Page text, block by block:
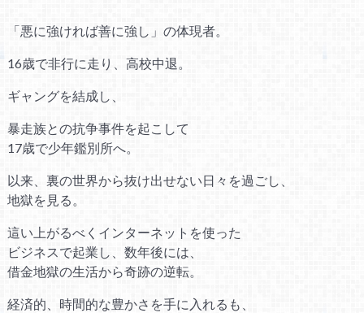
「悪に強ければ善に強し」の体現者。
16歳で非行に走り、高校中退。
ギャングを結成し、
暴走族との抗争事件を起こして
17歳で少年鑑別所へ。
以来、裏の世界から抜け出せない日々を過ごし、
地獄を見る。
這い上がるべくインターネットを使った
ビジネスで起業し、数年後には、
借金地獄の生活から奇跡の逆転。
経済的、時間的な豊かさを手に入れるも、